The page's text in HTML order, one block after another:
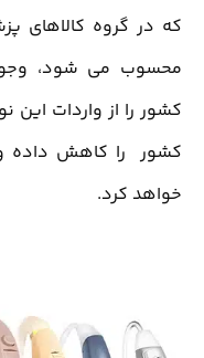
که در گروه کالاهای
محسوب می شود،
کشور را از واردات این
کشور را کاهش داده
خواهد کرد.